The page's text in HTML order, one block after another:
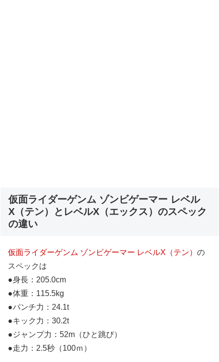
仮面ライダーゲンム ゾンビゲーマー レベル
X（テン）とレベルX（エックス）のスペック
の違い
仮面ライダーゲンム ゾンビゲーマー レベルX（テン） の
スペックは
●身長：205.0cm
●体重：115.5kg
●パンチ力：24.1t
●キック力：30.2t
●ジャンプ力：52m（ひと跳び）
●走力：2.5秒（100ｍ）